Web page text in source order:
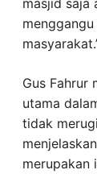
Gus Fahrur
utama
tidak
merupakan